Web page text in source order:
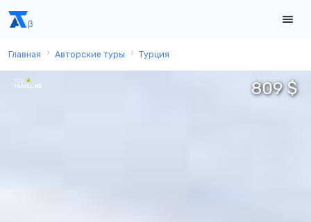
Главная Авторские туры Турция
809 $